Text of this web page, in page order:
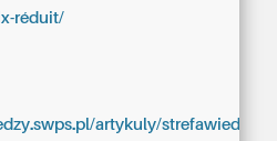
réduit/
artykuly/strefawiedzy-